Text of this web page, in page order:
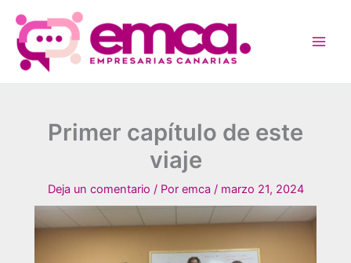
contenido
Primer capítulo de este
viaje
Deja un comentario / Por emca / marzo 21, 2024